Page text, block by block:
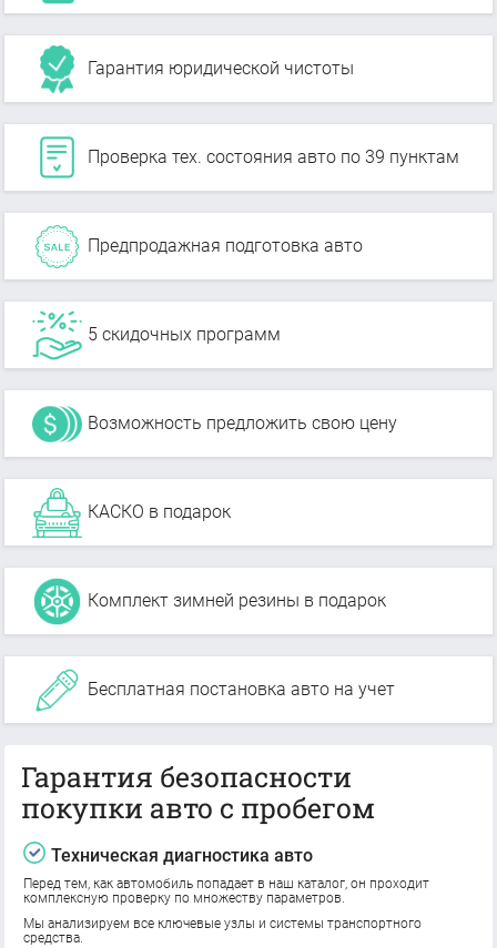
Гарантия юридической чистоты
Проверка тех. состояния авто по 39 пунктам
Предпродажная подготовка авто
5 скидочных программ
Возможность предложить свою цену
КАСКО в подарок
Комплект зимней резины в подарок
Бесплатная постановка авто на учет
Гарантия безопасности
покупки авто с пробегом
Техническая диагностика авто
Перед тем, как автомобиль попадает в наш каталог, он проходит
комплексную проверку по множеству параметров.
Мы анализируем все ключевые узлы и системы транспортного
средства.